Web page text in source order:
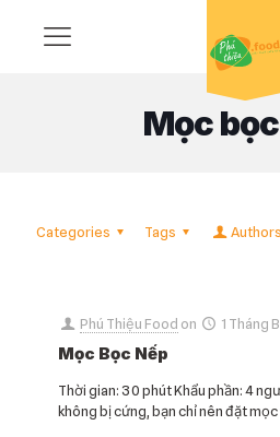
Mọc
Categories Tags Authors
Phú Thiệu Food on 1 Tháng
Mọc Bọc Nếp
Thời gian: 30 phút Khẩu phần: 4
không bị cứng, bạn chỉ nên đặt